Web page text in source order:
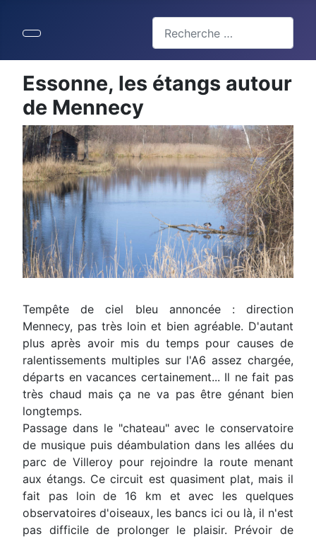
Type 2 or more characters for
Essonne, les étangs autour
de Mennecy
Tempête de ciel bleu annoncée : direction
Mennecy, pas très loin et bien agréable. D'autant
plus après avoir mis du temps pour causes de
ralentissements multiples sur l'A6 assez chargée,
départs en vacances certainement... Il ne fait pas
très chaud mais ça ne va pas être génant bien
longtemps.
Passage dans le "chateau" avec le conservatoire
de musique puis déambulation dans les allées du
parc de Villeroy pour rejoindre la route menant
aux étangs. Ce circuit est quasiment plat, mais il
fait pas loin de 16 km et avec les quelques
observatoires d'oiseaux, les bancs ici ou là, il n'est
pas difficile de prolonger le plaisir. Prévoir de